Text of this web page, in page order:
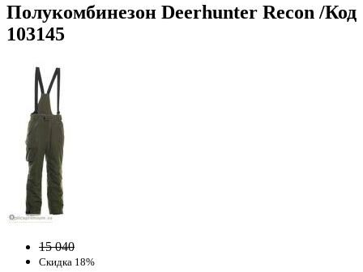
Полукомбинезон Deerhunter Recon /Код
103145
15 040
Скидка 18%